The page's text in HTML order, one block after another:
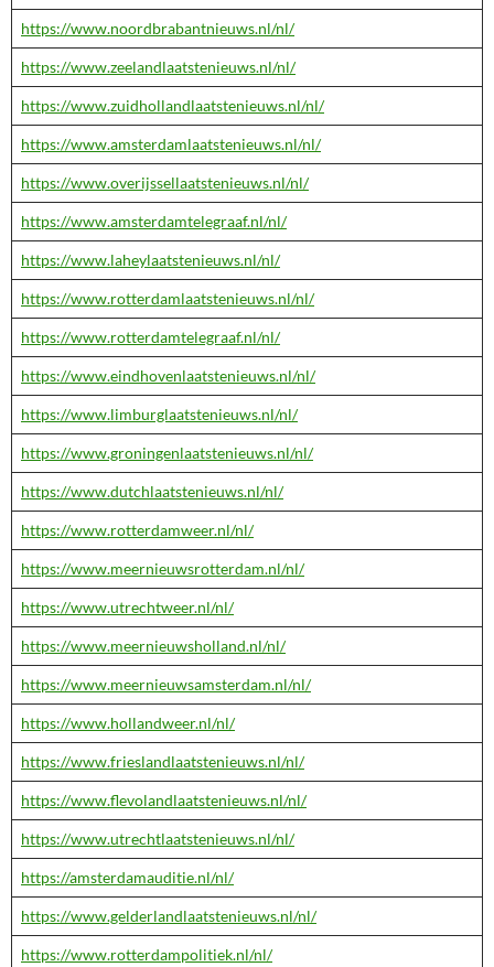
https://www.noordbrabantnieuws.nl/nl/
https://www.zeelandlaatstenieuws.nl/nl/
https://www.zuidhollandlaatstenieuws.nl/nl/
https://www.amsterdamlaatstenieuws.nl/nl/
https://www.overijssellaatstenieuws.nl/nl/
https://www.amsterdamtelegraaf.nl/nl/
https://www.laheylaatstenieuws.nl/nl/
https://www.rotterdamlaatstenieuws.nl/nl/
https://www.rotterdamtelegraaf.nl/nl/
https://www.eindhovenlaatstenieuws.nl/nl/
https://www.limburglaatstenieuws.nl/nl/
https://www.groningenlaatstenieuws.nl/nl/
https://www.dutchlaatstenieuws.nl/nl/
https://www.rotterdamweer.nl/nl/
https://www.meernieuwsrotterdam.nl/nl/
https://www.utrechtweer.nl/nl/
https://www.meernieuwsholland.nl/nl/
https://www.meernieuwsamsterdam.nl/nl/
https://www.hollandweer.nl/nl/
https://www.frieslandlaatstenieuws.nl/nl/
https://www.flevolandlaatstenieuws.nl/nl/
https://www.utrechtlaatstenieuws.nl/nl/
https://amsterdamauditie.nl/nl/
https://www.gelderlandlaatstenieuws.nl/nl/
https://www.rotterdampolitiek.nl/nl/